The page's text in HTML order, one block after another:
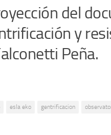
del
y
Peña.
esla eko gentrificacion